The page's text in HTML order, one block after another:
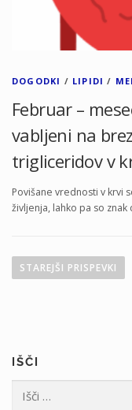
DOGODKI / LIPIDI /
Februar –
vabljeni na
trigliceridov v
Povišane vrednosti v krvi
življenja, lahko pa so
a
c
STAREJŠI PRISPEVKI
IŠČI